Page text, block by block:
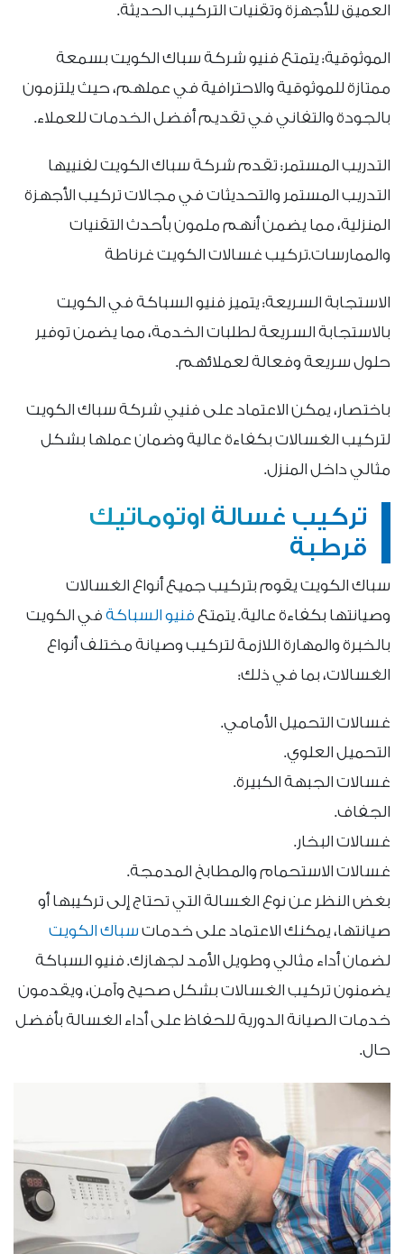
العميق للأجهزة وتقنيات التركيب الحديثة.
الموثوقية: يتمتع فنيو شركة سباك الكويت بسمعة
ممتازة للموثوقية والاحترافية في عملهم، حيث يلتزمون
بالجودة والتفاني في تقديم أفضل الخدمات للعملاء.
التدريب المستمر: تقدم شركة سباك الكويت لفنييها
التدريب المستمر والتحديثات في مجالات تركيب الأجهزة
المنزلية، مما يضمن أنهم ملمون بأحدث التقنيات
والممارسات.تركيب غسالات الكويت غرناطة
الاستجابة السريعة: يتميز فنيو السباكة في الكويت
بالاستجابة السريعة لطلبات الخدمة، مما يضمن توفير
حلول سريعة وفعالة لعملائهم.
باختصار، يمكن الاعتماد على فنيي شركة سباك الكويت
لتركيب الغسالات بكفاءة عالية وضمان عملها بشكل
مثالي داخل المنزل.
تركيب غسالة اوتوماتيك
قرطبة
سباك الكويت يقوم بتركيب جميع أنواع الغسالات
وصيانتها بكفاءة عالية. يتمتع فنيو السباكة في الكويت
بالخبرة والمهارة اللازمة لتركيب وصيانة مختلف أنواع
الغسالات، بما في ذلك:
غسالات التحميل الأمامي.
التحميل العلوي.
غسالات الجبهة الكبيرة.
الجفاف.
غسالات البخار.
غسالات الاستحمام والمطابخ المدمجة.
بغض النظر عن نوع الغسالة التي تحتاج إلى تركيبها أو
صيانتها، يمكنك الاعتماد على خدمات سباك الكويت
لضمان أداء مثالي وطويل الأمد لجهازك. فنيو السباكة
يضمنون تركيب الغسالات بشكل صحيح وآمن، ويقدمون
خدمات الصيانة الدورية للحفاظ على أداء الغسالة بأفضل
حال.